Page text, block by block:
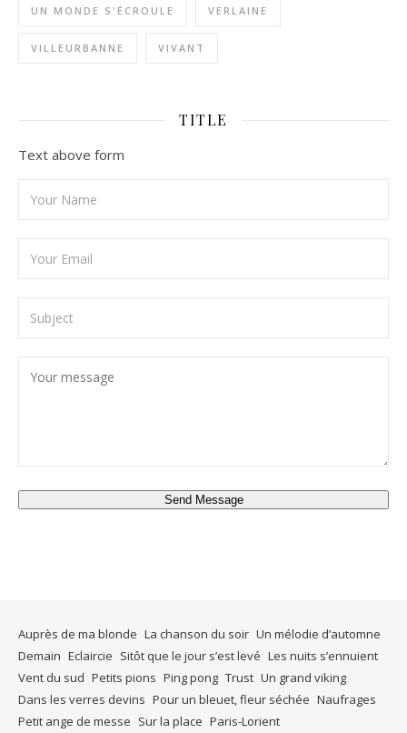
UN MONDE S'ÉCROULE VERLAINE
VILLEURBANNE VIVANT
TITLE
Text above form
Send Message
Auprès de ma blonde La chanson du soir Un mélodie d’automne
Demain Eclaircie Sitôt que le jour s’est levé Les nuits s’ennuient
Vent du sud Petits pions Ping pong Trust Un grand viking
Dans les verres devins Pour un bleuet, fleur séchée Naufrages
Petit ange de messe Sur la place Paris-Lorient